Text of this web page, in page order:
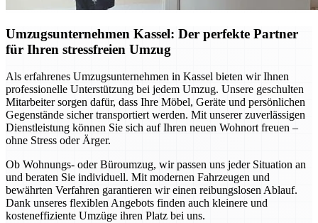
Umzugsunternehmen Kassel: Der perfekte Partner
für Ihren stressfreien Umzug
Als erfahrenes Umzugsunternehmen in Kassel bieten wir Ihnen
professionelle Unterstützung bei jedem Umzug. Unsere geschulten
Mitarbeiter sorgen dafür, dass Ihre Möbel, Geräte und persönlichen
Gegenstände sicher transportiert werden. Mit unserer zuverlässigen
Dienstleistung können Sie sich auf Ihren neuen Wohnort freuen –
ohne Stress oder Ärger.
Ob Wohnungs- oder Büroumzug, wir passen uns jeder Situation an
und beraten Sie individuell. Mit modernen Fahrzeugen und
bewährten Verfahren garantieren wir einen reibungslosen Ablauf.
Dank unseres flexiblen Angebots finden auch kleinere und
kosteneffiziente Umzüge ihren Platz bei uns.